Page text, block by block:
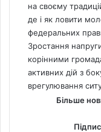
на своєму
де і як ловити
федеральних
Зростання
корінними
активних дій з
врегулювання
Більше